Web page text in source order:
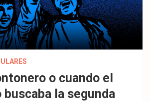
o cuando el
la segunda